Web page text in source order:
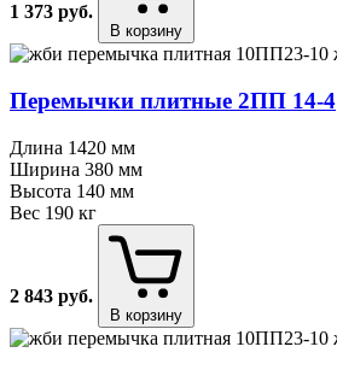
1 373 руб.
В корзину
Перемычки плитные 2ПП 14⁠-⁠4
Длина 1420 мм
Ширина 380 мм
Высота 140 мм
Вес 190 кг
2 843 руб.
В корзину